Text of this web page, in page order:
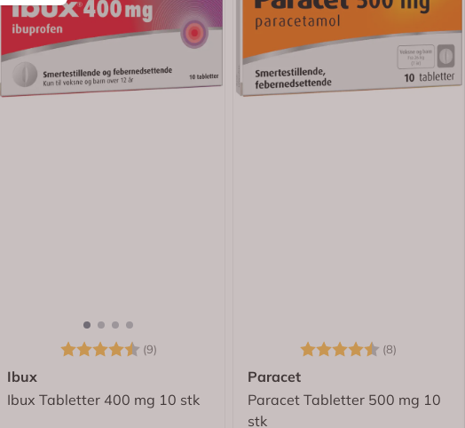
Karakter: (9)
Ibux
Ibux Tabletter 400 mg 10 stk
Karakter: (8)
Paracet
Paracet Tabletter 500 mg 10
stk